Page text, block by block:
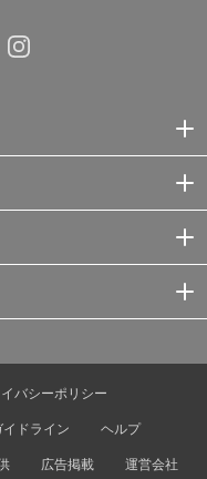
バシーポリシー
ドライン
ヘルプ
広告掲載 運営会社